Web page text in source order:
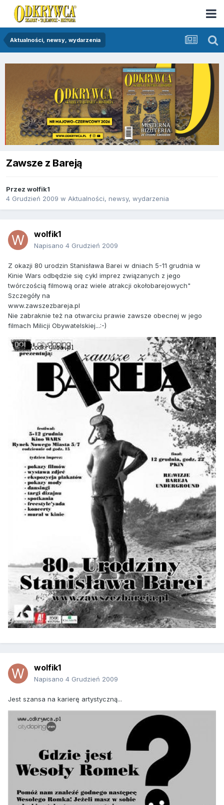
Aktualności, newsy, wydarzenia
Zawsze z Bareją
Przez wolfik1
4 Grudzień 2009 w Aktualności, newsy, wydarzenia
wolfik1
Napisano 4 Grudzień 2009
Z okazji 80 urodzin Stanisława Barei w dniach 5-11 grudnia w
Kinie Wars odbędzie się cykl imprez związanych z jego
twórczością filmową oraz wiele atrakcji okołobarejowych"
Szczegóły na
www.zawszezbareja.pl
Nie zabraknie też na otwarciu prawie zawsze obecnej w jego
filmach Milicji Obywatelskiej...:-)
wolfik1
Napisano 4 Grudzień 2009
Jest szansa na karierę artystyczną...